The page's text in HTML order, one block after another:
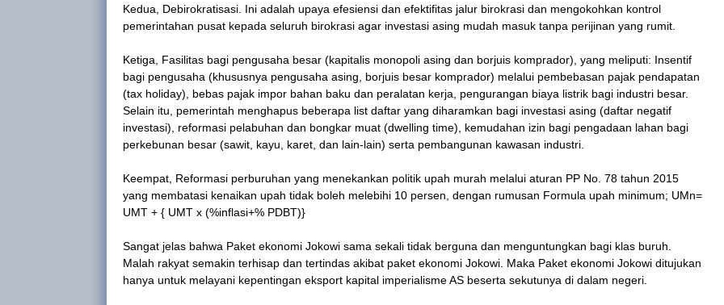
Kedua, Debirokratisasi. Ini adalah upaya efesiensi dan efektifitas jalur birokrasi dan mengokohkan kontrol
pemerintahan pusat kepada seluruh birokrasi agar investasi asing mudah masuk tanpa perijinan yang rumit.
Ketiga, Fasilitas bagi pengusaha besar (kapitalis monopoli asing dan borjuis komprador), yang meliputi: Insentif
bagi pengusaha (khususnya pengusaha asing, borjuis besar komprador) melalui pembebasan pajak pendapatan
(tax holiday), bebas pajak impor bahan baku dan peralatan kerja, pengurangan biaya listrik bagi industri besar.
Selain itu, pemerintah menghapus beberapa list daftar yang diharamkan bagi investasi asing (daftar negatif
investasi), reformasi pelabuhan dan bongkar muat (dwelling time), kemudahan izin bagi pengadaan lahan bagi
perkebunan besar (sawit, kayu, karet, dan lain-lain) serta pembangunan kawasan industri.
Keempat, Reformasi perburuhan yang menekankan politik upah murah melalui aturan PP No. 78 tahun 2015
yang membatasi kenaikan upah tidak boleh melebihi 10 persen, dengan rumusan Formula upah minimum; UMn=
UMT + { UMT x (%inflasi+% PDBT)}
Sangat jelas bahwa Paket ekonomi Jokowi sama sekali tidak berguna dan menguntungkan bagi klas buruh.
Malah rakyat semakin terhisap dan tertindas akibat paket ekonomi Jokowi. Maka Paket ekonomi Jokowi ditujukan
hanya untuk melayani kepentingan eksport kapital imperialisme AS beserta sekutunya di dalam negeri.